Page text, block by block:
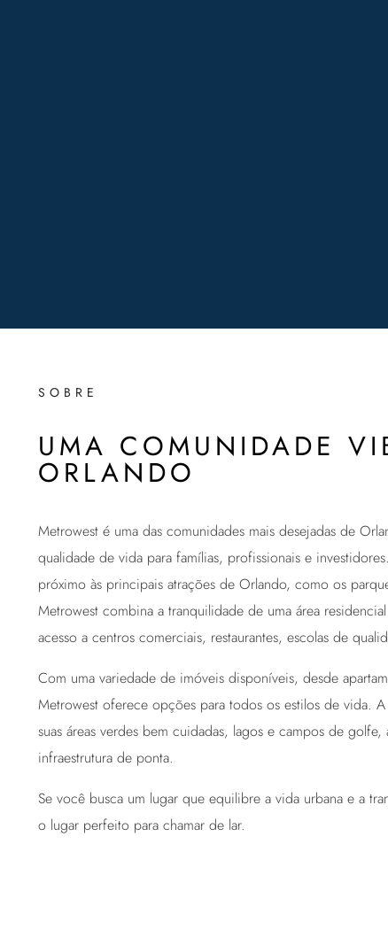
SOBRE
UMA COMUNIDADE
ORLANDO
Metrowest é uma das comunidades mais desejadas de
qualidade de vida para famílias, profissionais e
próximo às principais atrações de Orlando, como os
Metrowest combina a tranquilidade de uma área
acesso a centros comerciais, restaurantes, escolas de
Com uma variedade de imóveis disponíveis, desde
Metrowest oferece opções para todos os estilos de vida.
suas áreas verdes bem cuidadas, lagos e campos de
infraestrutura de ponta.
Se você busca um lugar que equilibre a vida urbana e a
o lugar perfeito para chamar de lar.